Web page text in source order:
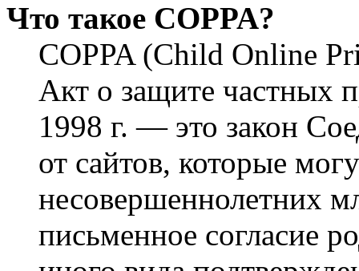
Что такое COPPA?
COPPA (Child Online
Акт о защите частных
1998 г. — это закон
от сайтов, которые
несовершеннолетних
письменное согласие